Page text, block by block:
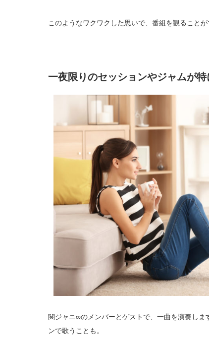
このようなワクワクした思いで、番組を観ることが
一夜限りのセッションやジャムが特
関ジャニ∞のメンバーとゲストで、一曲を演奏し
ンで歌うことも。